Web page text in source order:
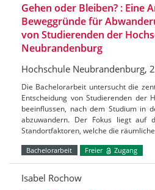
Gehen oder Bleiben? : Eine
Beweggründe für
von Studierenden der
Neubrandenburg
Hochschule Neubrandenburg,
Die Bachelorarbeit untersucht die
Entscheidung von Studierenden der
beeinflussen, nach dem Studium in
abzuwandern. Der Fokus liegt auf
Standortfaktoren, welche die
Bachelorarbeit Freier Zugang
Isabel Rochow